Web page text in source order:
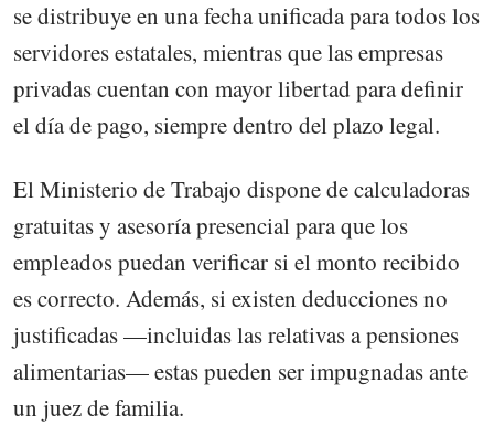
se distribuye en una fecha unificada para todos los
servidores estatales, mientras que las empresas
privadas cuentan con mayor libertad para definir
el día de pago, siempre dentro del plazo legal.
El Ministerio de Trabajo dispone de calculadoras
gratuitas y asesoría presencial para que los
empleados puedan verificar si el monto recibido
es correcto. Además, si existen deducciones no
justificadas —incluidas las relativas a pensiones
alimentarias— estas pueden ser impugnadas ante
un juez de familia.